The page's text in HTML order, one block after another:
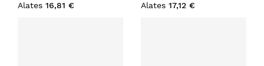
Alates 16,81 €
Alates 17,12 €